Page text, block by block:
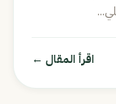
اقرأ المقال ←